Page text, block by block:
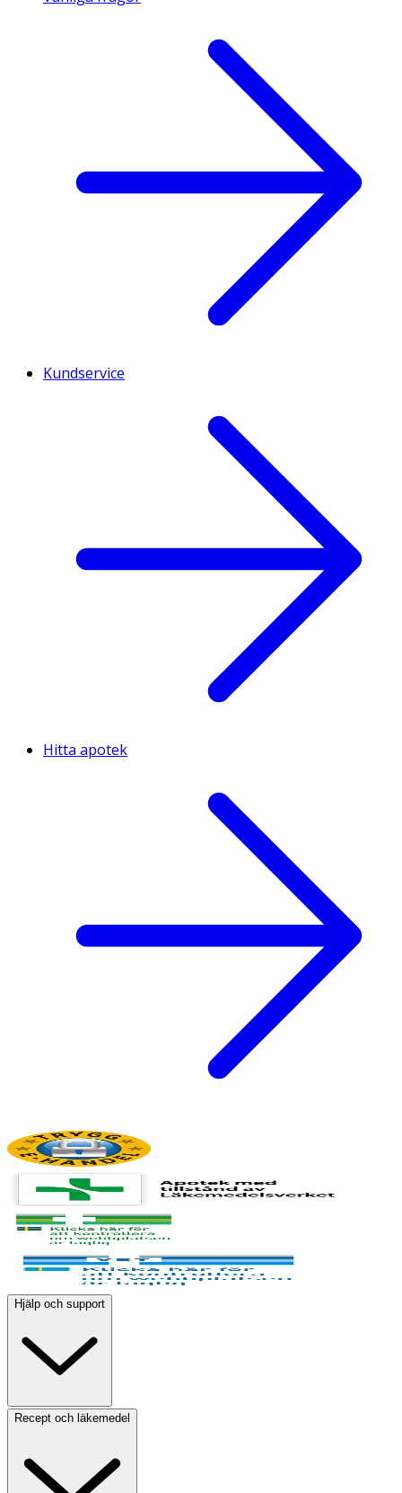
Kundservice
Hitta apotek
Hjälp och support
Recept och läkemedel